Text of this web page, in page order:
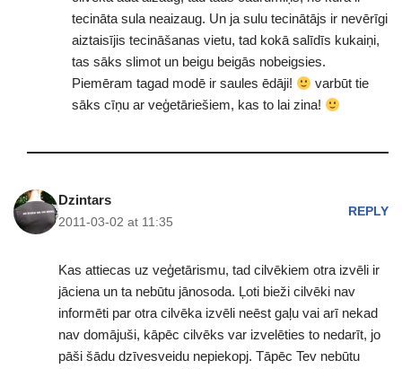
tecināta sula neaizaug. Un ja sulu tecinātājs ir nevērīgi
aiztaisījis tecināšanas vietu, tad kokā salīdīs kukaiņi,
tas sāks slimot un beigu beigās nobeigsies.
Piemēram tagad modē ir saules ēdāji!
varbūt tie
sāks cīņu ar veģetāriešiem, kas to lai zina!
Dzintars
2011-03-02 at 11:35
REPLY
Kas attiecas uz veģetārismu, tad cilvēkiem otra izvēli ir
jāciena un ta nebūtu jānosoda. Ļoti bieži cilvēki nav
informēti par otra cilvēka izvēli neēst gaļu vai arī nekad
nav domājuši, kāpēc cilvēks var izvelēties to nedarīt, jo
pāši šādu dzīvesveidu nepiekopj. Tāpēc Tev nebūtu